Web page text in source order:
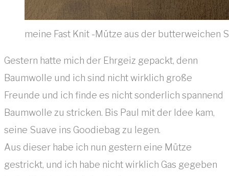
meine Fast Knit -Mütze aus der butterweichen
Gestern hatte mich der Ehrgeiz gepackt, denn
Baumwolle und ich sind nicht wirklich große
Freunde und ich finde es nicht sonderlich spannend
Baumwolle zu stricken. Bis Paul mit der Idee kam,
seine Suave ins Goodiebag zu legen.
Aus dieser habe ich nun gestern eine Mütze
gestrickt, und ich habe nicht wirklich Gas gegeben